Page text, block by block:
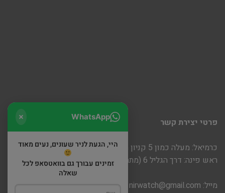
פרטי יצירת קשר
כרמיאל: מעלה כמון 5 קניון חוצות
ראש פינה: דרך הגליל 6 (מתחם שופינה)
מייל: nirwatch@gmail.com
WhatsApp
היי, הגעת לניר שעונים, נעים מאוד
זמינים עבורך גם בוואטסאפ לכל
שאלה